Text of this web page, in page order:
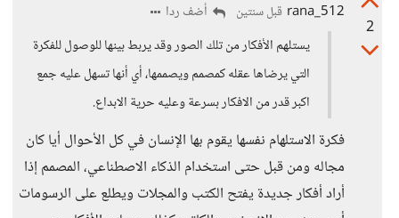
2
rana_512 قبل سنتين
أضف ردا
يستلهم الأفكار من تلك الصور وقد يربط بينها للوصول للفكرة
التي يرضاها عقله كمصمم ويصممها، أي أنها تسهل عليه جمع
اكبر قدر من الافكار بسرعة وعليه حرية الابداع.
فكرة الاستلهام نفسها يقوم بها الإنسان في كل الأحوال أيا كان
مجاله ومن قبل حتى استخدام الذكاء الاصطناعي، المصمم إذا
أراد أفكار جديدة يفتح الكتب والمجلات ويطلع على الرسومات